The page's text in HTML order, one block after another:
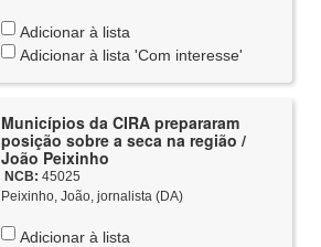
Adicionar à lista
Adicionar à lista 'Com interesse'
Municípios da CIRA prepararam
posição sobre a seca na região /
João Peixinho
NCB: 45025
Peixinho, João, jornalista (DA)
Adicionar à lista